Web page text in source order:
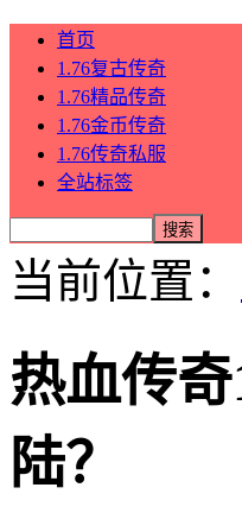
首页
1.76复古传奇
1.76精品传奇
1.76金币传奇
1.76传奇私服
全站标签
当前位置：
热血传
陆？